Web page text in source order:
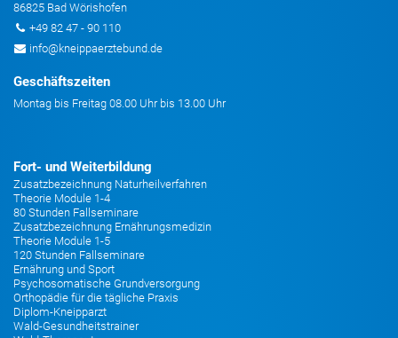
86825 Bad Wörishofen
+49 82 47 - 90 110
info@kneippaerztebund.de
Geschäftszeiten
Montag bis Freitag 08.00 Uhr bis 13.00 Uhr
Fort- und Weiterbildung
Zusatzbezeichnung Naturheilverfahren
Theorie Module 1-4
80 Stunden Fallseminare
Zusatzbezeichnung Ernährungsmedizin
Theorie Module 1-5
120 Stunden Fallseminare
Ernährung und Sport
Psychosomatische Grundversorgung
Orthopädie für die tägliche Praxis
Diplom-Kneipparzt
Wald-Gesundheitstrainer